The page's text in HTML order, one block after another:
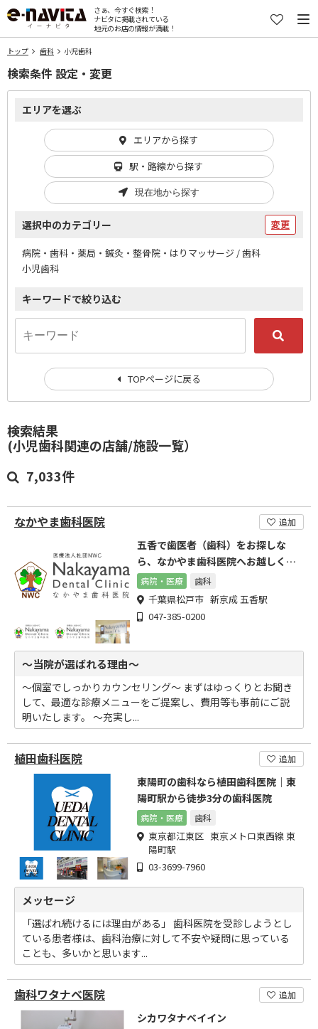
さぁ、今すぐ検索！
ナビタに掲載されている
地元のお店の情報が満載！
トップ 歯科 小児歯科
検索結果
(小児歯科関連の店舗/施設一覧）
7,033件
なかやま歯科医院 追加
五香で歯医者（歯科）をお探しな
ら、なかやま歯科医院へお越しくだ
さい
病院・医療 歯科
千葉県松戸市 新京成 五香駅
047-385-0200
～当院が選ばれる理由～
～個室でしっかりカウンセリング～ まずはゆっくりとお聞き
して、最適な診療メニューをご提案し、費用等も事前にご説
明いたします。 ～充実し...
植田歯科医院 追加
東陽町の歯科なら植田歯科医院｜東
陽町駅から徒歩3分の歯科医院
病院・医療 歯科
東京都江東区 東京メトロ東西線 東
陽町駅
03-3699-7960
メッセージ
「選ばれ続けるには理由がある」 歯科医院を受診しようとし
ている患者様は、歯科治療に対して不安や疑問に思っている
ことも、多いかと思います...
歯科ワタナベ医院 追加
シカワタナベイイン
検索条件 設定・変更
エリアを選ぶ
エリアから探す
駅・路線から探す
現在地から探す
選択中のカテゴリー 変更
病院・歯科・薬局・鍼灸・整骨院・はりマッサージ / 歯科
小児歯科
キーワードで絞り込む
TOPページに戻る